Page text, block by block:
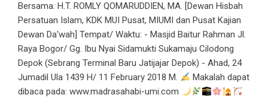
Bersama: H.T. ROMLY QOMARUDDIEN, MA. [Dewan Hisbah
Persatuan Islam, KDK MUI Pusat, MIUMI dan Pusat Kajian
Dewan Da'wah] Tempat/ Waktu: - Masjid Baitur Rahman Jl.
Raya Bogor/ Gg. Ibu Nyai Sidamukti Sukamaju Cilodong
Depok (Sebrang Terminal Baru Jatijajar Depok) - Ahad, 24
Jumadil Ula 1439 H/ 11 February 2018 M.
Makalah dapat
dibaca pada: www.madrasahabi-umi.com